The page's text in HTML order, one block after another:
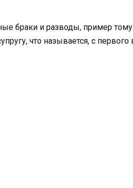
браки и разводы, пример
что называется, с первого